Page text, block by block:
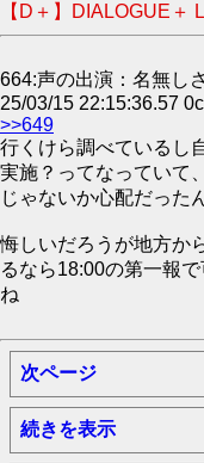
【D＋】DIALOGUE＋
664:声の出演：名無し
25/03/15 22:15:36.57
>>649
行くけら調べているし
実施？ってなっていて
じゃないか心配だった
悔しいだろうが地方か
るなら18:00の第一報
ね
次ページ
続きを表示